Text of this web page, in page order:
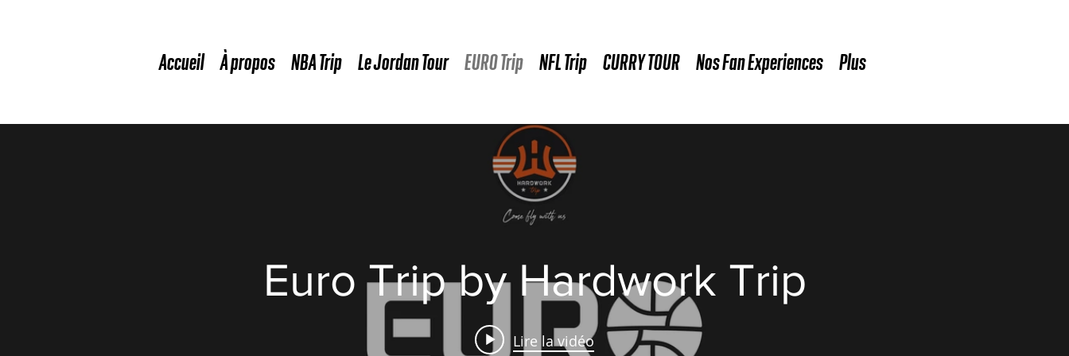
Accueil À propos NBA Trip Le Jordan Tour EURO Trip NFL Trip CURRY TOUR Nos Fan Experiences Plus
Euro Trip by Hardwork Trip
Lire la vidéo